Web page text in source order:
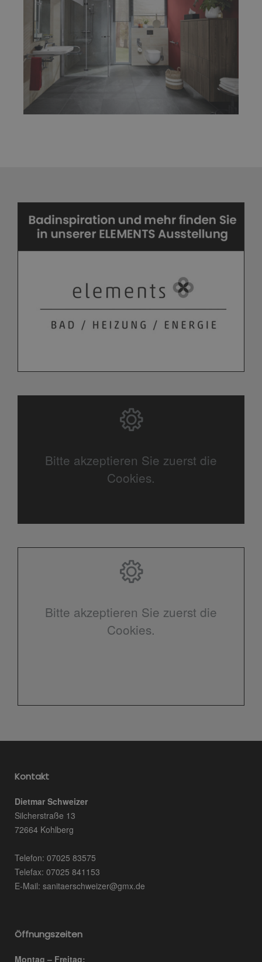
Bitte akzeptieren Sie zuerst die
Cookies.
Bitte akzeptieren Sie zuerst die
Cookies.
Kontakt
Dietmar Schweizer
Silcherstraße 13
72664 Kohlberg
Telefon: 07025 83575
Telefax: 07025 841153
E-Mail: sanitaerschweizer@gmx.de
Öffnungszeiten
Montag – Freitag: